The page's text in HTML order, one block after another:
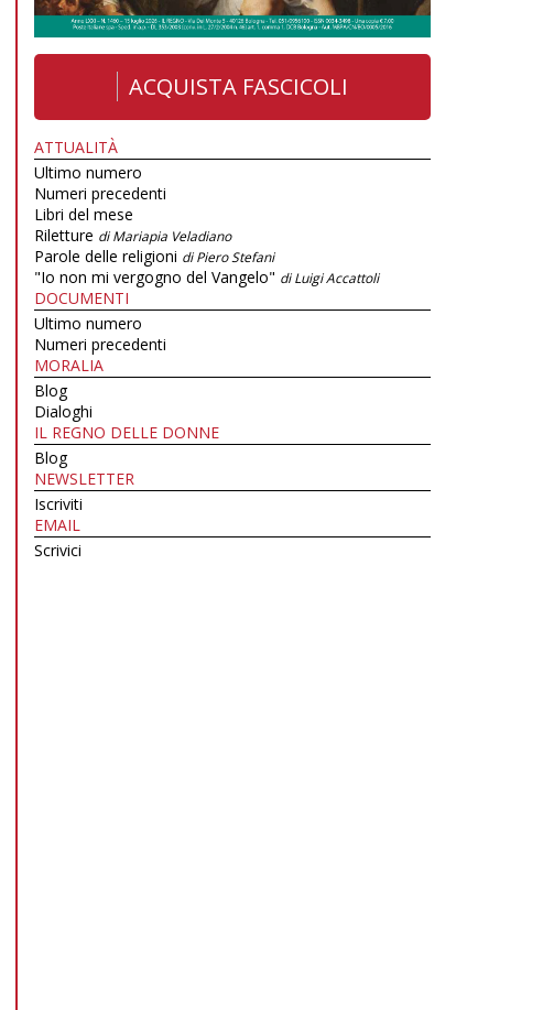
ACQUISTA FASCICOLI
ATTUALITÀ
Ultimo numero
Numeri precedenti
Libri del mese
Riletture di Mariapia Veladiano
Parole delle religioni di Piero Stefani
"Io non mi vergogno del Vangelo" di Luigi Accattoli
DOCUMENTI
Ultimo numero
Numeri precedenti
MORALIA
Blog
Dialoghi
IL REGNO DELLE DONNE
Blog
NEWSLETTER
Iscriviti
EMAIL
Scrivici